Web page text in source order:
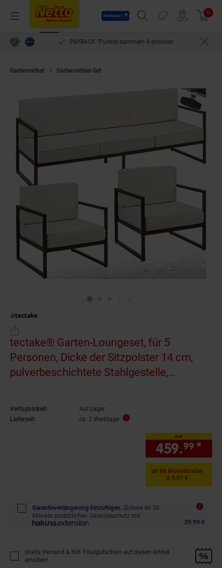
Menü
Payback
Suchfeld einblenden
Prospekte 0
PAYBACK °Punkte sammeln & einlösen
Gartenmöbel Gartenmöbel-Set
tectake® Garten-Loungeset, für 5
Personen, Dicke der Sitzpolster 14 cm,
pulverbeschichtete Stahlgestelle,
Verfügbarkeit:
Auf Lager
Lieferzeit:
ca. 2 Werktage
nur
459.99 *
ab 66 Monatsraten
à 9.07 €
Garantieverlängerung hinzufügen. Sichere dir 36
Monate zusätzlichen Garantieschutz mit
39,99 €
Promotion "Gratis Versand &amp; 30€ Filialgutschein auf diesen Artikel
Gratis Versand & 30€ Filialgutschein auf diesen Artikel
erhalten!